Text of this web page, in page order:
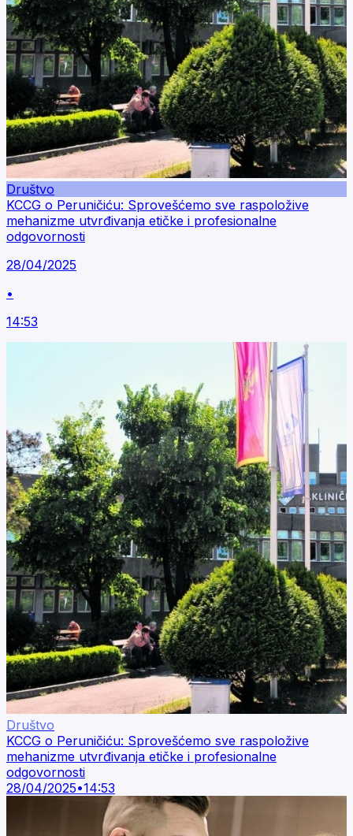
Društvo
KCCG o Peruničiću: Sprovešćemo sve raspoložive
mehanizme utvrđivanja etičke i profesionalne
odgovornosti
28/04/2025
•
14:53
Društvo
KCCG o Peruničiću: Sprovešćemo sve raspoložive
mehanizme utvrđivanja etičke i profesionalne
odgovornosti
28/04/2025•14:53